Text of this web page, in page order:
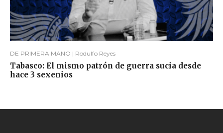
DE PRIMERA MANO | Rodulfo Reyes
Tabasco: El mismo patrón de guerra sucia desde
hace 3 sexenios